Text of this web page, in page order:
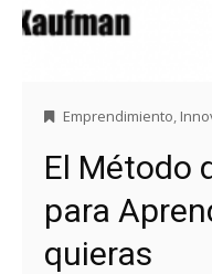
Emprendimiento,
El Método
para
quieras